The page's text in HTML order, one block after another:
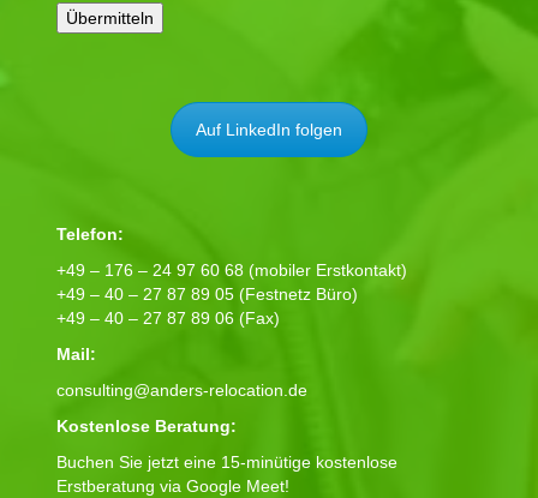
Auf LinkedIn folgen
Telefon:
+49 – 176 – 24 97 60 68 (mobiler Erstkontakt)
+49 – 40 – 27 87 89 05 (Festnetz Büro)
+49 – 40 – 27 87 89 06 (Fax)
Mail:
consulting@anders-relocation.de
Kostenlose Beratung:
Buchen Sie jetzt eine 15-minütige kostenlose
Erstberatung via Google Meet!